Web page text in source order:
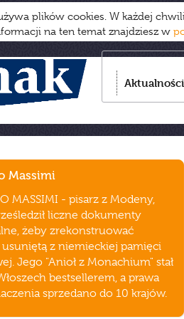
plików cookies. W każdej
na ten temat znajdziesz w
Aktualności
Massimi
MASSIMI - pisarz z Modeny,
liczne dokumenty
żeby zrekonstruować
z niemieckiej pamięci
Jego "Anioł z Monachium" stał
bestsellerem, a prawa
sprzedano do 10 krajów.